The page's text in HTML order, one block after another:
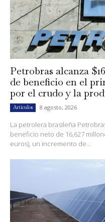
Petrobras alcanza
de beneficio en el
por el crudo y la
Artículos 8 agosto, 2026
La petrolera brasileña
beneficio neto de 16,627
euros), un incremento de...